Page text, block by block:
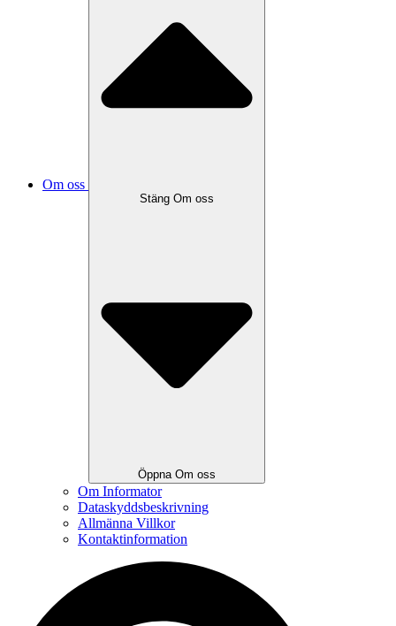
Om oss
Stäng Om oss
Öppna Om oss
Om Informator
Dataskyddsbeskrivning
Allmänna Villkor
Kontaktinformation